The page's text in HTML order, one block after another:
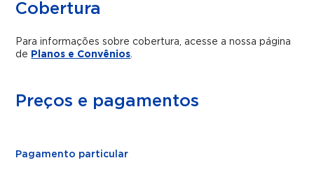
Cobertura
Para informações sobre cobertura, acesse a nossa página
de Planos e Convênios.
Preços e pagamentos
Pagamento particular